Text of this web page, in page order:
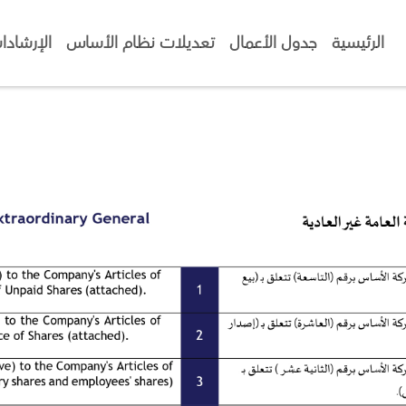
الرئيسية جدول الأعمال تعديلات نظام الأساس